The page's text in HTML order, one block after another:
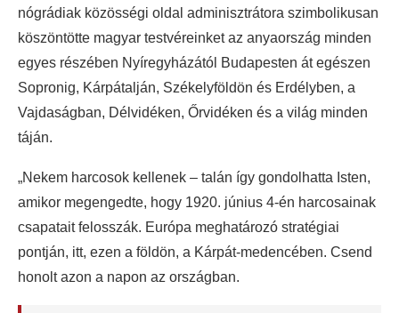
nógrádiak közösségi oldal adminisztrátora szimbolikusan
köszöntötte magyar testvéreinket az anyaország minden
egyes részében Nyíregyházától Budapesten át egészen
Sopronig, Kárpátalján, Székelyföldön és Erdélyben, a
Vajdaságban, Délvidéken, Őrvidéken és a világ minden
táján.
„Nekem harcosok kellenek – talán így gondolhatta Isten,
amikor megengedte, hogy 1920. június 4-én harcosainak
csapatait felosszák. Európa meghatározó stratégiai
pontján, itt, ezen a földön, a Kárpát-medencében. Csend
honolt azon a napon az országban.